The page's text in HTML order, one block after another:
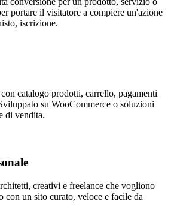
portare il visitatore a compiere un'azione
iscrizione.
catalogo prodotti, carrello, pagamenti
su WooCommerce o soluzioni
di vendita.
creativi e freelance che vogliono
con un sito curato, veloce e facile da